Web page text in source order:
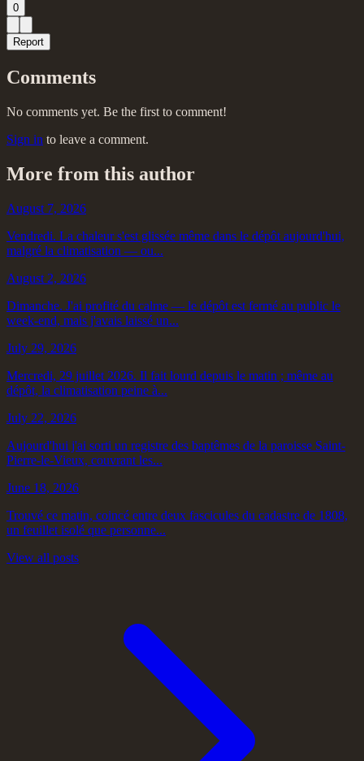
0
Report
Comments
No comments yet. Be the first to comment!
Sign in to leave a comment.
More from this author
August 7, 2026
Vendredi. La chaleur s'est glissée même dans le dépôt aujourd'hui,
malgré la climatisation — ou...
August 2, 2026
Dimanche. J'ai profité du calme — le dépôt est fermé au public le
week-end, mais j'avais laissé un...
July 29, 2026
Mercredi, 29 juillet 2026. Il fait lourd depuis le matin ; même au
dépôt, la climatisation peine à...
July 22, 2026
Aujourd'hui j'ai sorti un registre des baptêmes de la paroisse Saint-
Pierre-le-Vieux, couvrant les...
June 18, 2026
Trouvé ce matin, coincé entre deux fascicules du cadastre de 1808,
un feuillet isolé que personne...
View all posts